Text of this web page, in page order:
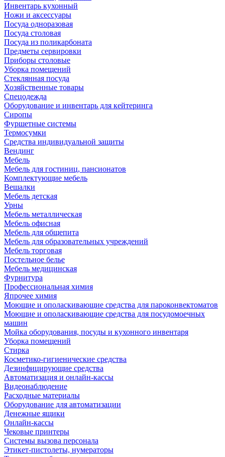
Инвентарь кухонный
Ножи и аксессуары
Посуда одноразовая
Посуда столовая
Посуда из поликарбоната
Предметы сервировки
Приборы столовые
Уборка помещений
Стеклянная посуда
Хозяйственные товары
Спецодежда
Оборудование и инвентарь для кейтеринга
Сиропы
Фуршетные системы
Термосумки
Средства индивидуальной защиты
Вендинг
Мебель
Мебель для гостиниц, пансионатов
Комплектующие мебель
Вешалки
Мебель детская
Урны
Мебель металлическая
Мебель офисная
Мебель для общепита
Мебель для образовательных учреждений
Мебель торговая
Постельное белье
Мебель медицинская
Фурнитура
Профессиональная химия
Япрочее химия
Моющие и ополаскивающие средства для пароконвектоматов
Моющие и ополаскивающие средства для посудомоечных
машин
Мойка оборудования, посуды и кухонного инвентаря
Уборка помещений
Стирка
Косметико-гигиенические средства
Дезинфицирующие средства
Автоматизация и онлайн-кассы
Видеонаблюдение
Расходные материалы
Оборудование для автоматизации
Денежные ящики
Онлайн-кассы
Чековые принтеры
Системы вызова персонала
Этикет-пистолеты, нумераторы